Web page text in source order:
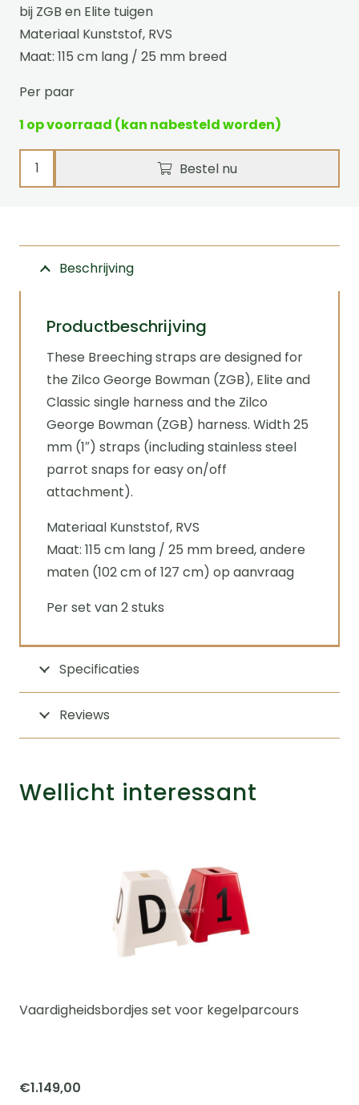
bij ZGB en Elite tuigen
Materiaal Kunststof, RVS
Maat: 115 cm lang / 25 mm breed
Per paar
1 op voorraad (kan nabesteld worden)
Broekriemen
enkelspan
-
Zilco
aantal
Bestel nu
Beschrijving
Productbeschrijving
These Breeching straps are designed for
the Zilco George Bowman (ZGB), Elite and
Classic single harness and the Zilco
George Bowman (ZGB) harness. Width 25
mm (1″) straps (including stainless steel
parrot snaps for easy on/off
attachment).
Materiaal Kunststof, RVS
Maat: 115 cm lang / 25 mm breed, andere
maten (102 cm of 127 cm) op aanvraag
Per set van 2 stuks
Specificaties
Reviews
Wellicht interessant
Vaardigheidsbordjes set voor kegelparcours
€1.149,00